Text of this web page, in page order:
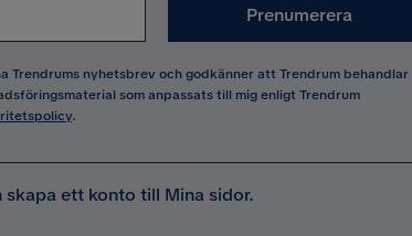
Prenumerera
nyhetsbrev och godkänner att Trendrum behandlar
som anpassats till mig enligt Trendrum
.
ett konto till Mina sidor.